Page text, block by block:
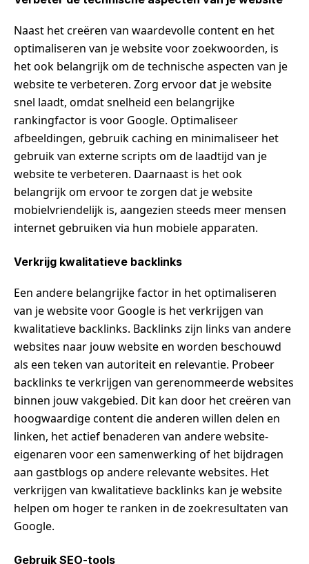
Naast het creëren van waardevolle content en het
optimaliseren van je website voor zoekwoorden, is
het ook belangrijk om de technische aspecten van je
website te verbeteren. Zorg ervoor dat je website
snel laadt, omdat snelheid een belangrijke
rankingfactor is voor Google. Optimaliseer
afbeeldingen, gebruik caching en minimaliseer het
gebruik van externe scripts om de laadtijd van je
website te verbeteren. Daarnaast is het ook
belangrijk om ervoor te zorgen dat je website
mobielvriendelijk is, aangezien steeds meer mensen
internet gebruiken via hun mobiele apparaten.
Verkrijg kwalitatieve backlinks
Een andere belangrijke factor in het optimaliseren
van je website voor Google is het verkrijgen van
kwalitatieve backlinks. Backlinks zijn links van andere
websites naar jouw website en worden beschouwd
als een teken van autoriteit en relevantie. Probeer
backlinks te verkrijgen van gerenommeerde websites
binnen jouw vakgebied. Dit kan door het creëren van
hoogwaardige content die anderen willen delen en
linken, het actief benaderen van andere website-
eigenaren voor een samenwerking of het bijdragen
aan gastblogs op andere relevante websites. Het
verkrijgen van kwalitatieve backlinks kan je website
helpen om hoger te ranken in de zoekresultaten van
Google.
Gebruik SEO-tools